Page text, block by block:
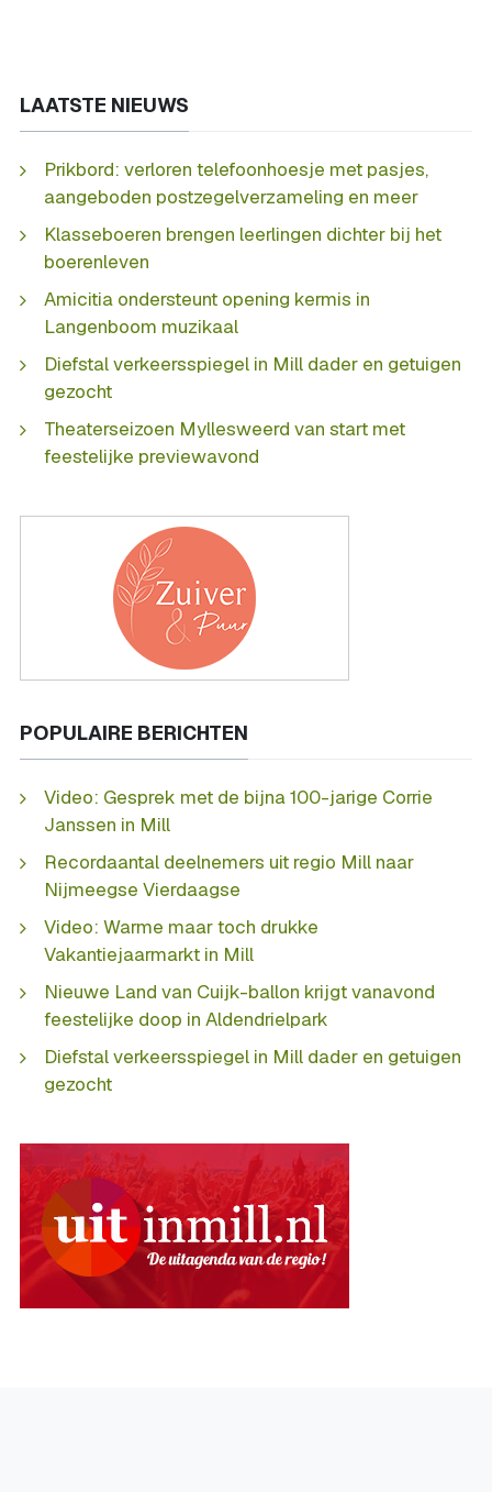
LAATSTE NIEUWS
Prikbord: verloren telefoonhoesje met pasjes,
aangeboden postzegelverzameling en meer
Klasseboeren brengen leerlingen dichter bij het
boerenleven
Amicitia ondersteunt opening kermis in
Langenboom muzikaal
Diefstal verkeersspiegel in Mill dader en getuigen
gezocht
Theaterseizoen Myllesweerd van start met
feestelijke previewavond
POPULAIRE BERICHTEN
Video: Gesprek met de bijna 100-jarige Corrie
Janssen in Mill
Recordaantal deelnemers uit regio Mill naar
Nijmeegse Vierdaagse
Video: Warme maar toch drukke
Vakantiejaarmarkt in Mill
Nieuwe Land van Cuijk-ballon krijgt vanavond
feestelijke doop in Aldendrielpark
Diefstal verkeersspiegel in Mill dader en getuigen
gezocht